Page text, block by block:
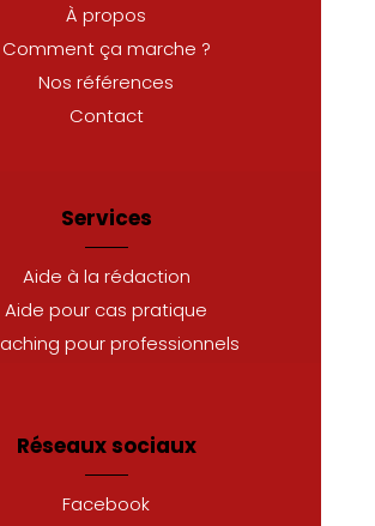
À propos
Comment ça marche ?
Nos références
Contact
Services
Aide à la rédaction
Aide pour cas pratique
pour professionnels
Réseaux sociaux
Facebook